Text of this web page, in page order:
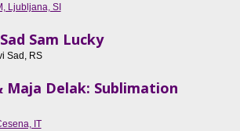
Ljubljana, SI
Sam Lucky
Sad, RS
Maja Delak: Sublimation
IT